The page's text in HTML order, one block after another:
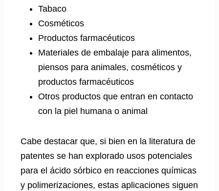
Tabaco
Cosméticos
Productos farmacéuticos
Materiales de embalaje para alimentos,
piensos para animales, cosméticos y
productos farmacéuticos
Otros productos que entran en contacto
con la piel humana o animal
Cabe destacar que, si bien en la literatura de
patentes se han explorado usos potenciales
para el ácido sórbico en reacciones químicas
y polimerizaciones, estas aplicaciones siguen